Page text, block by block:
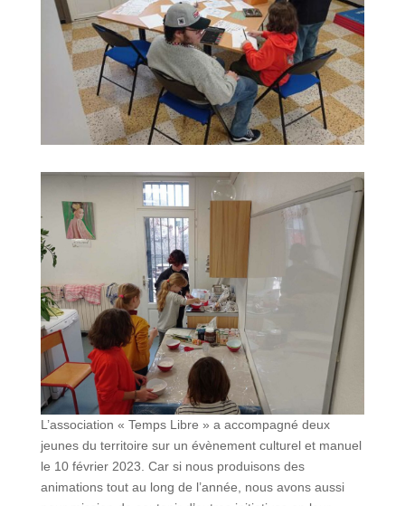
L’association « Temps Libre » a accompagné deux
jeunes du territoire sur un évènement culturel et manuel
le 10 février 2023. Car si nous produisons des
animations tout au long de l’année, nous avons aussi